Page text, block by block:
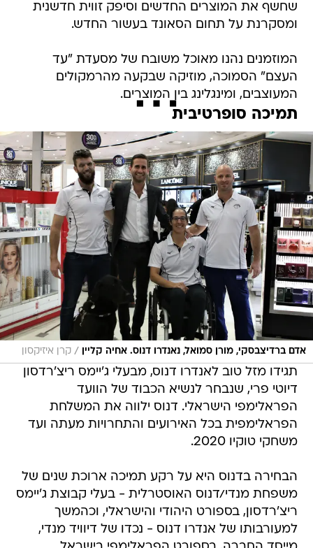
שחשף את המוצרים החדשים וסיפק זווית חדשנית
ומסקרנת על תחום הסאונד בעשור החדש.
המוזמנים נהנו מאוכל משובח של מסעדת "עד
העצם" הסמוכה, מוזיקה שבקעה מהרמקולים
המעוצבים, ומינגלינג בין המוצרים.
תמיכה סופרטיבית
אדם ברדיצבסקי, מורן סמואל, נאנדרו דנוס. אחיה קליין / קרן איזיקסון
תגידו מזל טוב לאנדרו דנוס, מבעלי ג'יימס ריצ'רדסון
דיוטי פרי, שנבחר לנשיא הכבוד של הוועד
הפראלימפי הישראלי. דנוס ילווה את המשלחת
הפראלימפית בכל האירועים והתחרויות מעתה ועד
משחקי טוקיו 2020.
הבחירה בדנוס היא על רקע תמיכה ארוכת שנים של
משפחת מנדי/דנוס האוסטרלית - בעלי קבוצת ג'יימס
ריצ'רדסון, בספורט היהודי והישראלי, וכהמשך
למעורבותו של אנדרו דנוס - נכדו של דיוויד מנדי,